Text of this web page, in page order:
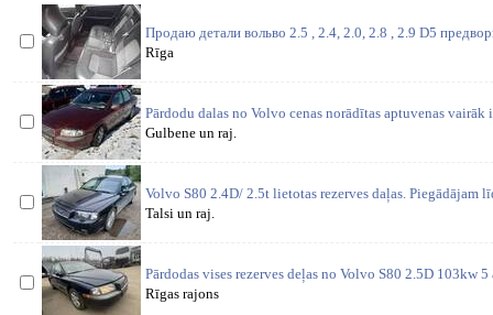
Продаю детали вольво 2.5 , 2.4, 2.0, 2.8 , 2.9 D5
Rīga
Pārdodu dalas no Volvo cenas norādītas aptuvenas vairāk
Gulbene un raj.
Volvo S80 2.4D/ 2.5t lietotas rezerves daļas. Piegādājam
Talsi un raj.
Pārdodas vises rezerves deļas no Volvo S80 2.5D 103kw
Rīgas rajons